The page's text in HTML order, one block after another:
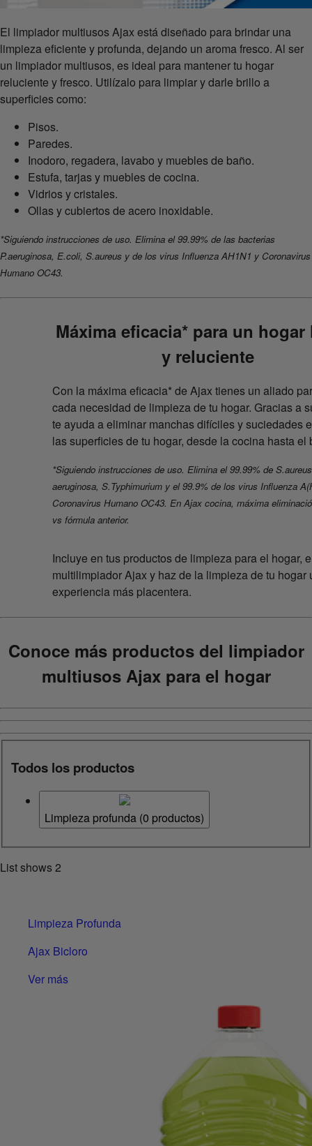
El limpiador multiusos Ajax está diseñado para brindar una
limpieza eficiente y profunda, dejando un aroma fresco. Al ser
un limpiador multiusos, es ideal para mantener tu hogar
reluciente y fresco. Utilízalo para limpiar y darle brillo a
superficies como:
Pisos.
Paredes.
Inodoro, regadera, lavabo y muebles de baño.
Estufa, tarjas y muebles de cocina.
Vidrios y cristales.
Ollas y cubiertos de acero inoxidable.
*Siguiendo instrucciones de uso. Elimina el 99.99% de las bacterias
P.aeruginosa, E.coli, S.aureus y de los virus Influenza AH1N1 y Coronavirus
Humano OC43.
Máxima eficacia* para un
y reluciente
Con la máxima eficacia* de Ajax tienes un aliado
cada necesidad de limpieza de tu hogar. Gracias a
te ayuda a eliminar manchas difíciles y suciedades
las superficies de tu hogar, desde la cocina hasta el
*Siguiendo instrucciones de uso. Elimina el 99.99% de
aeruginosa, S.Typhimurium y el 99.9% de los virus Influenza
Coronavirus Humano OC43. En Ajax cocina, máxima
vs fórmula anterior.
Incluye en tus productos de limpieza para el hogar,
multilimpiador Ajax y haz de la limpieza de tu hogar
experiencia más placentera.
Conoce más productos del limpiador
multiusos Ajax para el hogar
Todos los productos
Limpieza profunda (0 productos)
List shows2
Limpieza Profunda
Ajax Bicloro
Ver más